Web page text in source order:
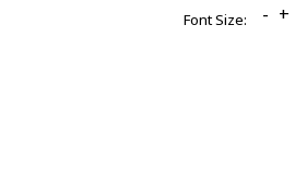
Font Size: - +